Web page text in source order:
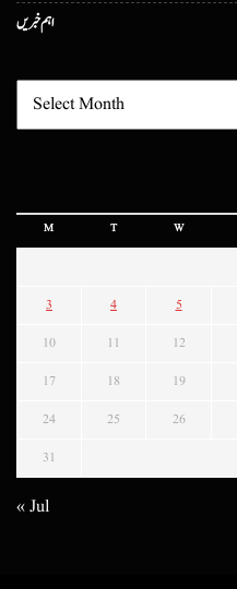
اہم خبریں
M T W
3 4 5
10 11 12
17 18 19
24 25 26
31
« Jul